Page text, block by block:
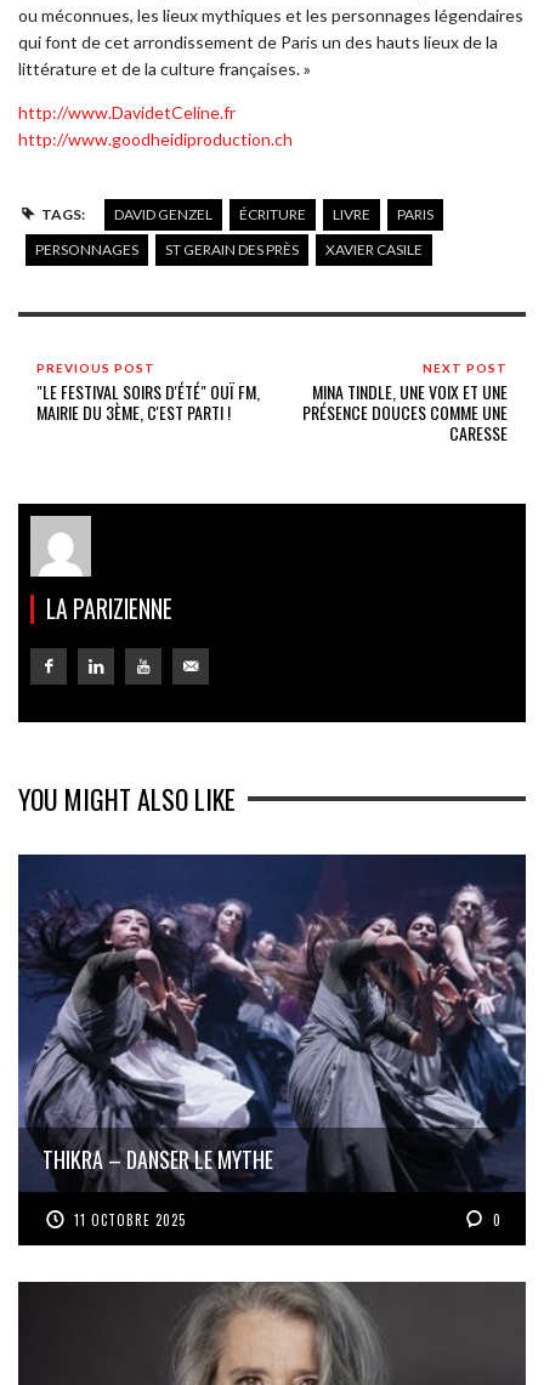
ou méconnues, les lieux mythiques et les personnages légendaires
qui font de cet arrondissement de Paris un des hauts lieux de la
littérature et de la culture françaises. »
http://www.DavidetCeline.fr
http://www.goodheidiproduction.ch
TAGS: DAVID GENZEL ÉCRITURE LIVRE
PARIS
PERSONNAGES
ST GERAIN DES PRÈS XAVIER CASILE
PREVIOUS POST
"LE FESTIVAL SOIRS D'ÉTÉ" OUÏ FM,
MAIRIE DU 3ÈME, C'EST PARTI !
NEXT POST
MINA TINDLE, UNE VOIX ET UNE
PRÉSENCE DOUCES COMME UNE
CARESSE
LA PARIZIENNE
YOU MIGHT ALSO LIKE
THIKRA – DANSER LE MYTHE
11 OCTOBRE 2025 0